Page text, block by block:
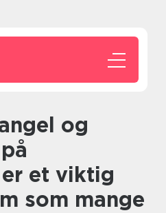
et viktig
som mange